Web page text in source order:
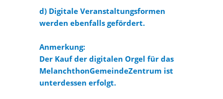
d) Digitale Veranstaltungsformen
werden ebenfalls gefördert.
Anmerkung:
Der Kauf der digitalen Orgel für das
MelanchthonGemeindeZentrum ist
unterdessen erfolgt.